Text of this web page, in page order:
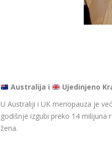
Australija i
Ujedinjeno
U Australiji i UK menopauza je
godišnje izgubi preko 14 milijuna
žena.